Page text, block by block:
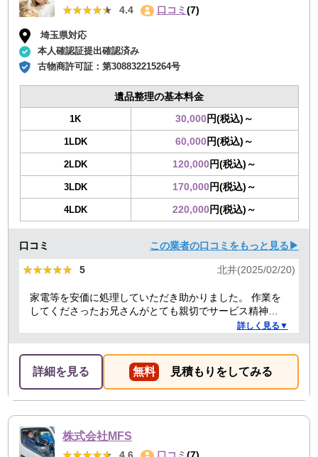
★★★★★
★★★★★ 4.4 口コミ (7)
埼玉県対応
本人確認証提出確認済み
古物商許可証：第308832215264号
遺品整理の基本料金
1K 30,000円(税込)～
1LDK 60,000円(税込)～
2LDK 120,000円(税込)～
3LDK 170,000円(税込)～
4LDK 220,000円(税込)～
口コミ この業者の口コミをもっと見る▶
★★★★★
★★★★★ 5 北井(2025/02/20)
家電等を安価に処理していただき助かりました。 作業を
してくださったお兄さんがとても親切でサービス精神溢
詳しく見る▼
詳細を見る 無料 見積もりをしてみる
株式会社MFS